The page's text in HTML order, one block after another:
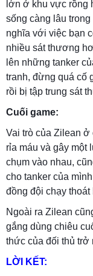
lớn ở khu vực rồng
sống càng lâu
nghĩa với việc bạn
nhiều sát thương
lên những tanker
tranh, đừng quá cố
rồi bị tập trung sát
Cuối game:
Vai trò của Zilean ở
rỉa máu và gây
chụm vào nhau,
cho tanker của
đồng đội chạy
Ngoài ra Zilean
gắng dùng chiêu
thức của đối thủ trở
LỜI KẾT: